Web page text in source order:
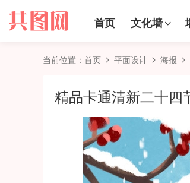
首页 文化墙
当前位置： 首页 平面设计 海报
精品卡通清新二十四